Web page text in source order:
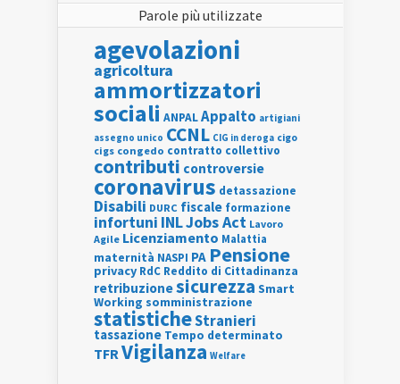
Parole più utilizzate
agevolazioni
agricoltura
ammortizzatori
sociali ANPALAppalto artigiani
assegno unico CCNL CIG in deroga cigo
cigs congedo contratto collettivo
contributi controversie
coronavirus detassazione
Disabili DURC fiscale formazione
infortuni INLJobs Act Lavoro
Agile Licenziamento Malattia
maternità NASPI PA Pensione
privacy RdC Reddito di Cittadinanza
retribuzionesicurezza Smart
Working somministrazione
statisticheStranieri
tassazione Tempo determinato
TFRVigilanza Welfare